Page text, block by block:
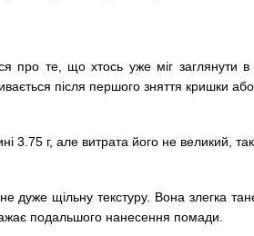
про те, що хтось уже міг заглянути
після першого зняття кришки або
3.75 г, але витрата його не великий,
дуже щільну текстуру. Вона злегка
подальшого нанесення помади.